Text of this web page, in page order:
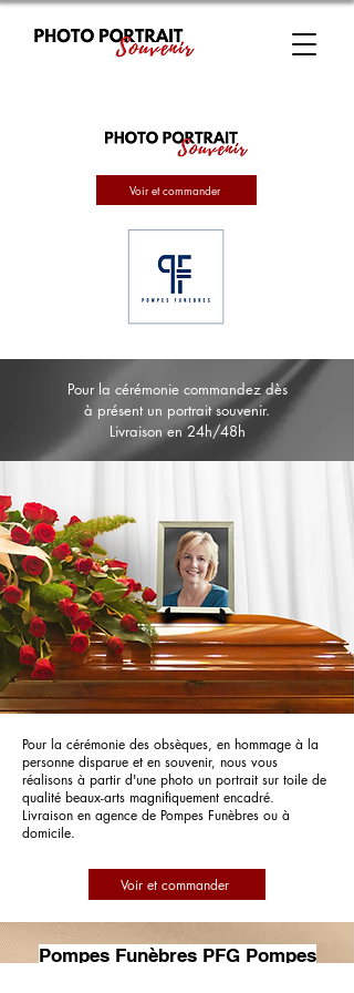
Voir et commander
Pour la cérémonie commandez dès
à présent un portrait souvenir.
Livraison en 24h/48h
Pour la cérémonie des obsèques, en hommage à la
personne disparue et en souvenir, nous vous
réalisons à partir d'une photo un portrait sur toile de
qualité beaux-arts magnifiquement encadré.
Livraison en agence de Pompes Funèbres ou à
domicile.
Voir et commander
Pompes Funèbres PFG Pompes